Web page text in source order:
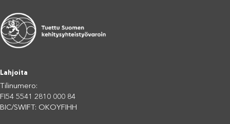
Lahjoita
Tilinumero:
FI54 5541 2810 000 84
BIC/SWIFT: OKOYFIHH